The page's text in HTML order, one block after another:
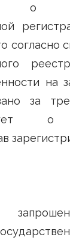
о
согласно
на
за
о